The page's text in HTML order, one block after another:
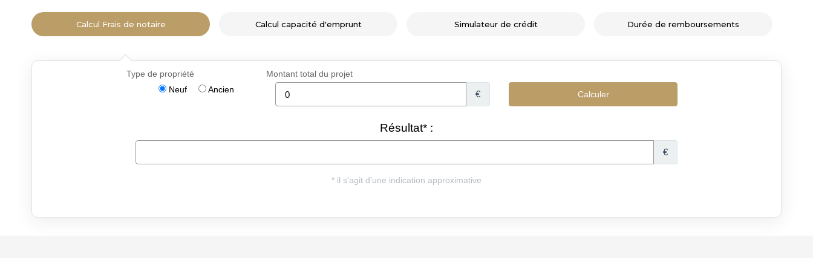
Calcul Frais de notaire Calcul capacité d'emprunt Simulateur de crédit Durée de remboursements